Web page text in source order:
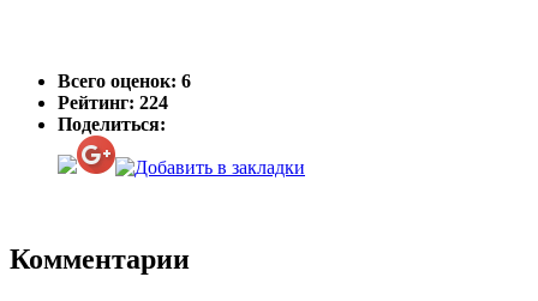
Всего оценок: 6
Рейтинг: 224
Поделиться:
Комментарии